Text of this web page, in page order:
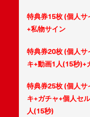
特典券15枚 (個人
+私物サイン
特典券20枚 (個人
キ+動画1人(15秒)+
特典券25枚 (個人
キ+ガチャ+個人セ
人(15秒)